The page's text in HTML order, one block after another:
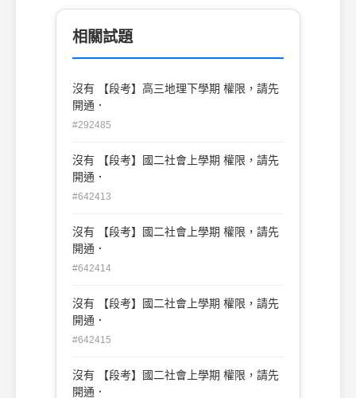
相關試題
沒有 【段考】高三地理下學期 權限，請先
開通．
#292485
沒有 【段考】國二社會上學期 權限，請先
開通．
#642413
沒有 【段考】國二社會上學期 權限，請先
開通．
#642414
沒有 【段考】國二社會上學期 權限，請先
開通．
#642415
沒有 【段考】國二社會上學期 權限，請先
開通．